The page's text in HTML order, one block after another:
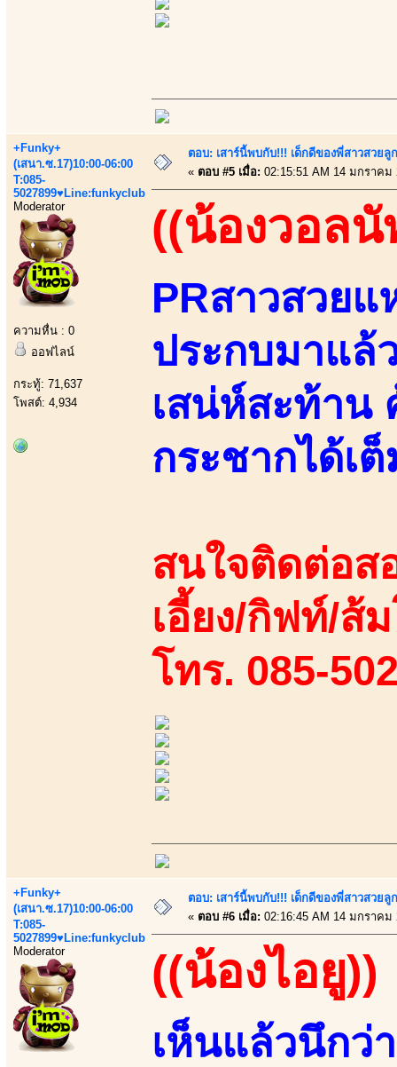
+Funky+
(เสนา.ซ.17)10:00-06:00
T:085-
5027899♥Line:funkyclub
Moderator
ความหื่น : 0
ออฟไลน์
กระทู้: 71,637
โพสต์: 4,934
ตอบ: เสาร์นี้พบกับ!!! เด็กดีของพี่สาวสวยลู
« ตอบ #5 เมื่อ: 02:15:51 AM 14 มกราคม
((น้องวอลนั
PRสาวสวย
ประกบมาแล้
เสน่ห์สะท้าน
กระชากได้เ
สนใจติดต่อส
เอี้ยง/กิฟท์/ส้
โทร. 085-
+Funky+
(เสนา.ซ.17)10:00-06:00
T:085-
5027899♥Line:funkyclub
Moderator
ตอบ: เสาร์นี้พบกับ!!! เด็กดีของพี่สาวสวยลู
« ตอบ #6 เมื่อ: 02:16:45 AM 14 มกราคม
((น้องไอยู))
เห็นแล้วนึกว่